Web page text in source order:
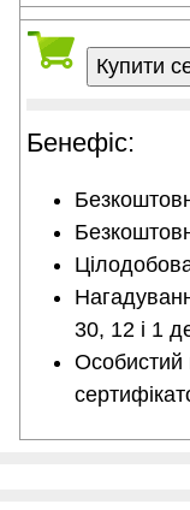
Бенефіс:
30, 12 і 1
Особистий